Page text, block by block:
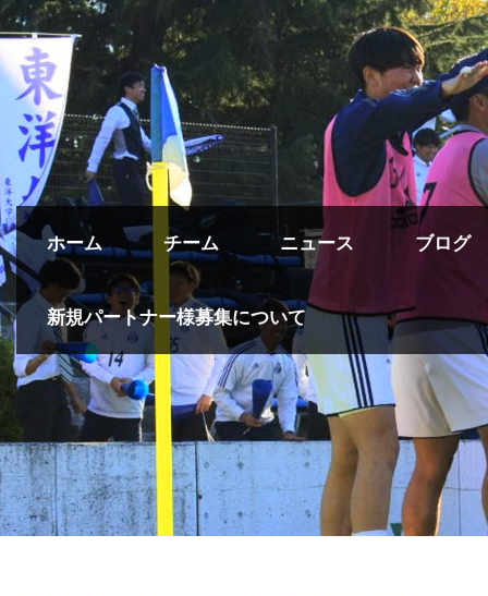
ホーム チーム ニュース ブログ
新規パートナー様募集について